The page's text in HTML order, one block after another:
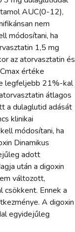
AUC(0-12),
nem
módosítani, ha
1,5 mg
az atorvasztatin és
értéke
legfeljebb 21%-kal
átlagos
a dulaglutid adását
klinikai
módosítani, ha
Dinamikus
adott
után a digoxin
változott,
Ennek a
A digoxin
egyidejűleg